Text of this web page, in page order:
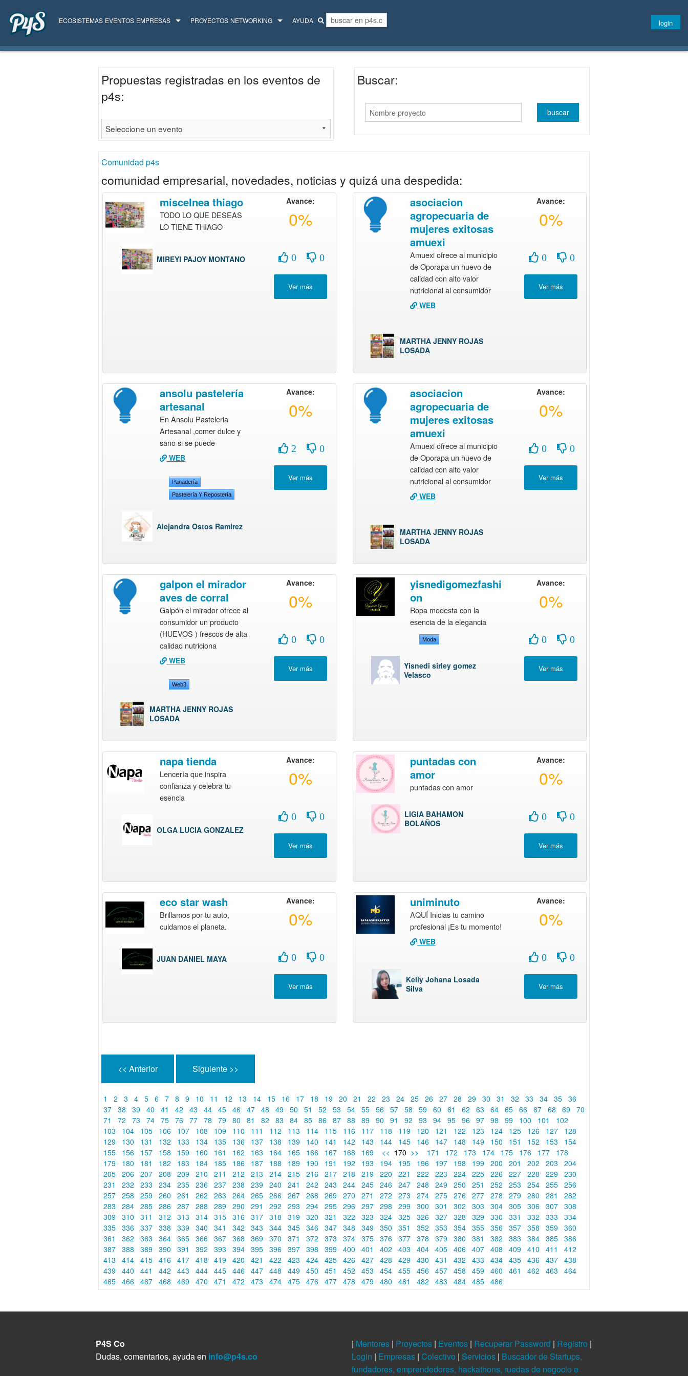
ECOSISTEMAS EVENTOS EMPRESAS PROYECTOS NETWORKING AYUDA login
Propuestas registradas en los eventos de
p4s:
Buscar:
Comunidad p4s
comunidad empresarial, novedades, noticias y quizá una despedida:
miscelnea thiago
TODO LO QUE DESEAS
LO TIENE THIAGO
MIREYI PAJOY MONTANO
Avance:
0%
0 0
asociacion
agropecuaria de
mujeres exitosas
amuexi
Amuexi ofrece al municipio
de Oporapa un huevo de
calidad con alto valor
nutricional al consumidor
WEB
MARTHA JENNY ROJAS
LOSADA
Avance:
0%
0 0
ansolu pastelería
artesanal
En Ansolu Pasteleria
Artesanal ,comer dulce y
sano si se puede
WEB
Panadería
Pastelería Y Repostería
Alejandra Ostos Ramirez
Avance:
0%
2 0
asociacion
agropecuaria de
mujeres exitosas
amuexi
Amuexi ofrece al municipio
de Oporapa un huevo de
calidad con alto valor
nutricional al consumidor
WEB
MARTHA JENNY ROJAS
LOSADA
Avance:
0%
0 0
galpon el mirador
aves de corral
Galpón el mirador ofrece al
consumidor un producto
(HUEVOS ) frescos de alta
calidad nutriciona
WEB
Web3
MARTHA JENNY ROJAS
LOSADA
Avance:
0%
0 0
yisnedigomezfashi
on
Ropa modesta con la
esencia de la elegancia
Moda
Yisnedi sirley gomez
Velasco
Avance:
0%
0 0
napa tienda
Lencería que inspira
confianza y celebra tu
esencia
OLGA LUCIA GONZALEZ
Avance:
0%
0 0
puntadas con
amor
puntadas con amor
LIGIA BAHAMON
BOLAÑOS
Avance:
0%
0 0
eco star wash
Brillamos por tu auto,
cuidamos el planeta.
JUAN DANIEL MAYA
Avance:
0%
0 0
uniminuto
AQUÍ Inicias tu camino
profesional ¡Es tu momento!
WEB
Keily Johana Losada
Silva
Avance:
0%
0 0
<< Anterior Siguiente >>
1 2 3 4 5 6 7 8 9 10 11 12 13 14 15 16 17 18 19 20 21 22 23 24 25 26 27 28 29 30 31 32 33 34 35 36
37 38 39 40 41 42 43 44 45 46 47 48 49 50 51 52 53 54 55 56 57 58 59 60 61 62 63 64 65 66 67 68 69 70
71
72 73 74 75 76 77 78 79 80 81 82 83 84 85 86 87 88 89 90 91 92 93 94 95 96 97 98 99 100 101
102
103
104 105 106 107 108 109 110 111 112 113 114 115 116 117 118 119 120 121 122 123 124 125 126 127
128
129
130 131 132 133 134 135 136 137 138 139 140 141 142 143 144 145 146 147 148 149 150 151 152 153
154
155
156 157 158 159 160 161 162 163 164 165 166 167 168 169 << 170 >> 171 172 173 174 175 176 177
178
179
180 181 182 183 184 185 186 187 188 189 190 191 192 193 194 195 196 197 198 199 200 201 202 203
204
205 206 207 208 209 210 211 212 213 214 215 216 217 218 219 220 221 222 223 224 225 226 227 228 229 230
231
232 233 234 235 236 237 238 239 240 241 242 243 244 245 246 247 248 249 250 251 252 253 254 255 256
257 258 259 260 261 262 263 264 265 266 267 268 269 270 271 272 273 274 275 276 277 278 279 280 281
282
283
284 285 286 287 288 289 290 291 292 293 294 295 296 297 298 299 300 301 302 303 304 305 306 307 308
309 310 311 312 313 314 315 316 317 318 319 320 321 322 323 324 325 326 327 328 329 330 331 332 333
334
335 336 337 338 339 340 341 342 343 344 345 346 347 348 349 350 351 352 353 354 355 356 357 358 359 360
361
362 363 364 365 366 367 368 369 370 371 372 373 374 375 376 377 378 379 380 381 382 383 384 385 386
387 388 389 390 391 392 393 394 395 396 397 398 399 400 401 402 403 404 405 406 407 408 409 410 411
412
413
414 415 416 417 418 419 420 421 422 423 424 425 426 427 428 429 430 431 432 433 434 435 436 437 438
439 440 441 442 443 444 445 446 447 448 449 450 451 452 453 454 455 456 457 458 459 460 461 462 463
464
465 466 467 468 469 470 471 472 473 474 475 476 477 478 479 480 481 482 483 484 485 486
P4S Co
Dudas, comentarios, ayuda en info@p4s.co
| Mentores | Proyectos | Eventos | Recuperar Password | Registro |
Login | Empresas | Colectivo | Servicios | Buscador de Startups,
fundadores, emprendedores, hackathons, ruedas de negocio e